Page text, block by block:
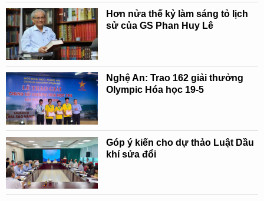
Hơn nửa thế kỷ làm sáng tỏ lịch
sử của GS Phan Huy Lê
Nghệ An: Trao 162 giải thưởng
Olympic Hóa học 19-5
Góp ý kiến cho dự thảo Luật Dầu
khí sửa đổi